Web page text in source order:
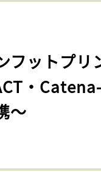
フットプリ
・
〜